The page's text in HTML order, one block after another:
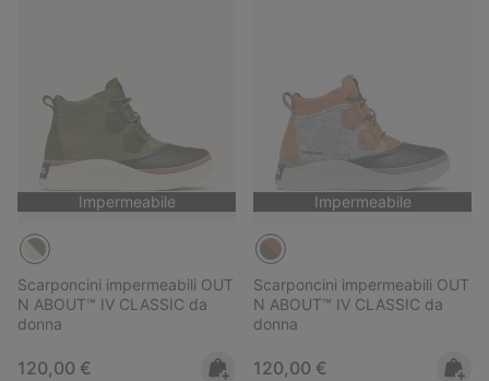
Impermeabile
Scarponcini impermeabili OUT
N ABOUT™ IV CLASSIC da
donna
Regular price:
120,00 €
Impermeabile
Scarponcini impermeabili OUT
N ABOUT™ IV CLASSIC da
donna
Regular price:
120,00 €